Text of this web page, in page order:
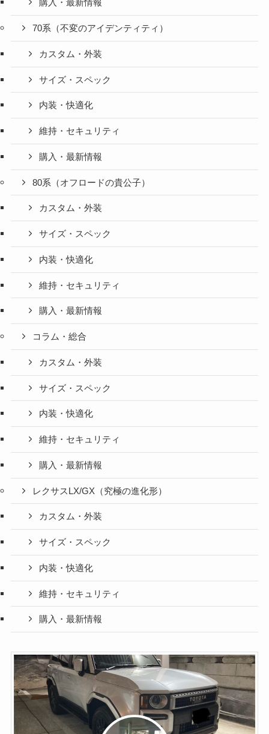
購入・最新情報
70系（不変のアイデンティティ）
カスタム・外装
サイズ・スペック
内装・快適化
維持・セキュリティ
購入・最新情報
80系（オフロードの貴公子）
カスタム・外装
サイズ・スペック
内装・快適化
維持・セキュリティ
購入・最新情報
コラム・総合
カスタム・外装
サイズ・スペック
内装・快適化
維持・セキュリティ
購入・最新情報
レクサスLX/GX（究極の進化形）
カスタム・外装
サイズ・スペック
内装・快適化
維持・セキュリティ
購入・最新情報